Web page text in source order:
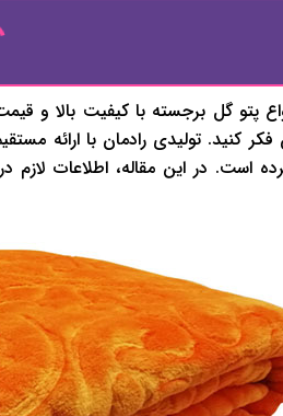
پتو گل برجسته با کيفيت بالا
کنيد. توليدي رادمان با ارائه
است. در اين مقاله، اطلاعات لازم